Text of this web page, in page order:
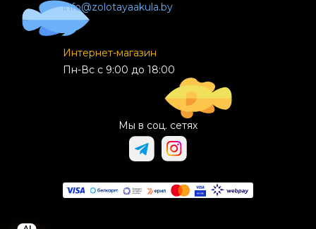
info@zolotayaakula.by
Интернет-магазин
Пн-Вс с 9:00 до 18:00
Мы в соц. сетях